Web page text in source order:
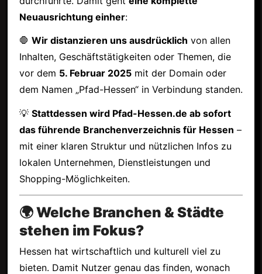
Neuausrichtung einher:
🛑 Wir distanzieren uns ausdrücklich von allen
Inhalten, Geschäftstätigkeiten oder Themen, die
vor dem 5. Februar 2025mit der Domain oder
dem Namen „Pfad-Hessen“ in Verbindung standen.
💡 Stattdessen wird Pfad-Hessen.de ab sofort
das führende Branchenverzeichnis für Hessen –
mit einer klaren Struktur und nützlichen Infos zu
lokalen Unternehmen, Dienstleistungen und
Shopping-Möglichkeiten.
🌍 Welche Branchen & Städte
stehen im Fokus?
Hessen hat wirtschaftlich und kulturell viel zu
bieten. Damit Nutzer genau das finden, wonach